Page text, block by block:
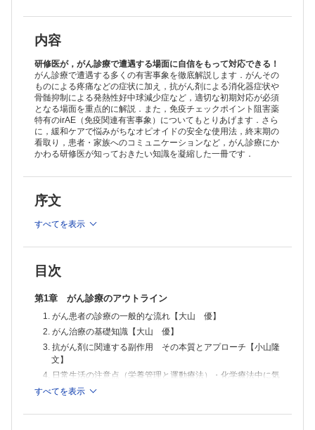
内容
研修医が，がん診療で遭遇する場面に自信をもって対応できる！
がん診療で遭遇する多くの有害事象を徹底解説します．がんその
ものによる疼痛などの症状に加え，抗がん剤による消化器症状や
骨髄抑制による発熱性好中球減少症など，適切な初期対応が必須
となる場面を重点的に解説．また，免疫チェックポイント阻害薬
特有のirAE（免疫関連有害事象）についてもとりあげます．さら
に，緩和ケアで悩みがちなオピオイドの安全な使用法，終末期の
看取り，患者・家族へのコミュニケーションなど，がん診療にか
かわる研修医が知っておきたい知識を凝縮した一冊です．
序文
すべてを表示
目次
第1章 がん診療のアウトライン
1. がん患者の診療の一般的な流れ【大山 優】
2. がん治療の基礎知識【大山 優】
3. 抗がん剤に関連する副作用 その本質とアプローチ【小山隆
文】
4. 日常生活の注意点（栄養管理と運動療法）・化学療法中に気
をつけるべきこと【紺谷大貴】
すべてを表示